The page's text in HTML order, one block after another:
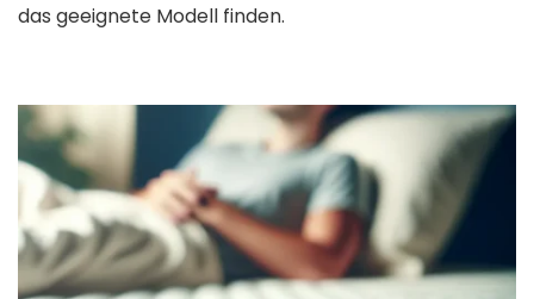
das geeignete Modell finden.